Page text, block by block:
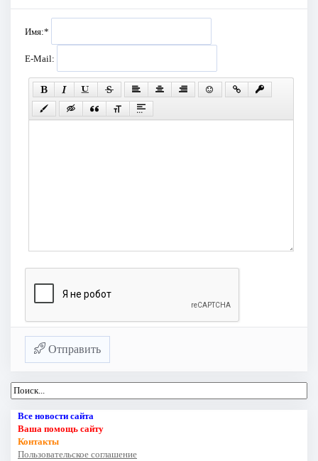
Имя:*
E-Mail:
Отправить
Все новости сайта
Ваша помощь сайту
Контакты
Пользовательское соглашение